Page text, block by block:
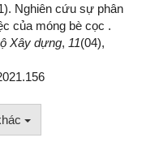
Nghiên cứu sự phân
của móng bè cọc .
Xây dựng, 11(04),